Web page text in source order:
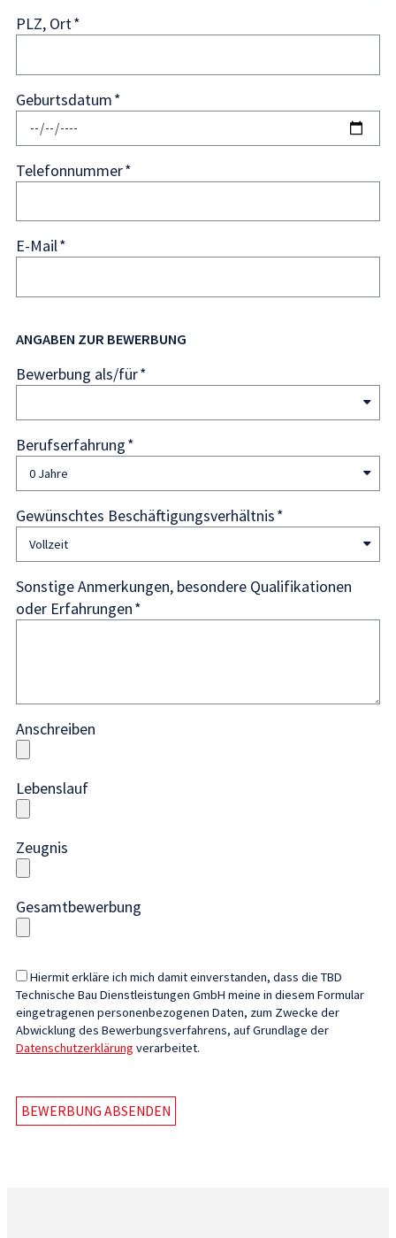
PLZ, Ort
Geburtsdatum
Telefonnummer
E-Mail
ANGABEN ZUR BEWERBUNG
Bewerbung als/für
Berufserfahrung
Gewünschtes Beschäftigungsverhältnis
Sonstige Anmerkungen, besondere Qualifikationen
oder Erfahrungen
Anschreiben
Lebenslauf
Zeugnis
Gesamtbewerbung
Hiermit erkläre ich mich damit einverstanden, dass die TBD
Technische Bau Dienstleistungen GmbH meine in diesem Formular
eingetragenen personenbezogenen Daten, zum Zwecke der
Abwicklung des Bewerbungsverfahrens, auf Grundlage der
Datenschutzerklärung verarbeitet.
BEWERBUNG ABSENDEN